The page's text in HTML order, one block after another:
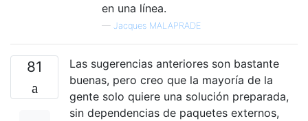
en una línea.
— Jacques MALAPRADE
81
Las sugerencias anteriores son bastante
buenas, pero creo que la mayoría de la
gente solo quiere una solución preparada,
sin dependencias de paquetes externos,